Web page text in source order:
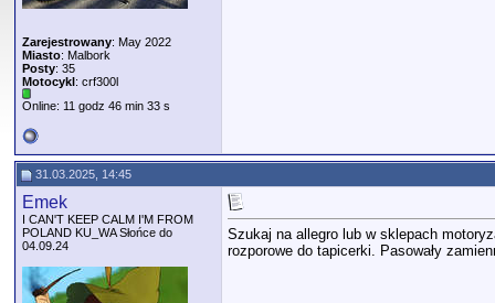
Zarejestrowany: May 2022
Miasto: Malbork
Posty: 35
Motocykl: crf300l
Online: 11 godz 46 min 33 s
31.03.2025, 14:45
Emek
I CAN'T KEEP CALM I'M FROM
POLAND KU_WA Słońce do
04.09.24
Szukaj na allegro lub w sklepach
rozporowe do tapicerki. Pasowały